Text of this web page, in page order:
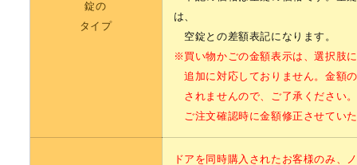
錠の
タイプ
は、
空錠との差額表記になります。
※買い物かごの金額表示は、選択肢
追加に対応しておりません。金額
されませんので、ご了承ください。
ご注文確認時に金額修正させてい
ドアを同時購入されたお客様のみ、